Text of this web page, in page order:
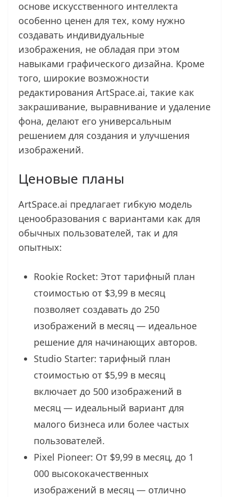
основе искусственного интеллекта
особенно ценен для тех, кому нужно
создавать индивидуальные
изображения, не обладая при этом
навыками графического дизайна. Кроме
того, широкие возможности
редактирования ArtSpace.ai, такие как
закрашивание, выравнивание и удаление
фона, делают его универсальным
решением для создания и улучшения
изображений.
Ценовые планы
ArtSpace.ai предлагает гибкую модель
ценообразования с вариантами как для
обычных пользователей, так и для
опытных:
Rookie Rocket: Этот тарифный план
стоимостью от $3,99 в месяц
позволяет создавать до 250
изображений в месяц — идеальное
решение для начинающих авторов.
Studio Starter: тарифный план
стоимостью от $5,99 в месяц
включает до 500 изображений в
месяц — идеальный вариант для
малого бизнеса или более частых
пользователей.
Pixel Pioneer: От $9,99 в месяц, до 1
000 высококачественных
изображений в месяц — отлично